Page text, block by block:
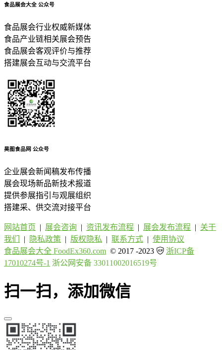
食品展会大全 公众号
食品展会行业权威新媒体
食品产业链相关展会预告
食品展会客观评价与推荐
搭建展会互动与交流平台
昊图食品网 公众号
企业展会新闻稿发布传播
展会现场新品新技术报道
提供参展指引与观展组织
搭建采、供交流对接平台
网站首页 | 展会咨询 | 资讯发布流程 | 展会发布流程 | 关于
我们
| 隐私政策 | 版权隐私 | 联系方式 | 使用协议
食品展会大全 FoodEx360.com © 2017 -2023
浙ICP备
17010274号-1 浙公网安备 33011002016519号
扫一扫，添加微信